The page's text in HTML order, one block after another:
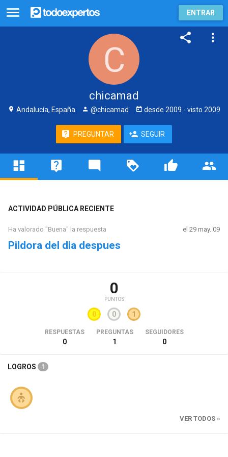
ENTRAR
chicamad
Andalucía, España @chicamad desde 2009 - visto 2009
PREGUNTAR SEGUIR
ACTIVIDAD PÚBLICA RECIENTE
Ha valorado "Buena" la respuesta el 29 may. 09
Pildora del dia despues
0
PUNTOS
0 0 1
RESPUESTAS
0
PREGUNTAS
1
SEGUIDORES
0
LOGROS 1
VER TODOS »